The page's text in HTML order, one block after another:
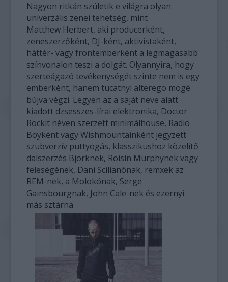
Nagyon ritkán születik e világra olyan
univerzális zenei tehetség, mint
Matthew Herbert, aki producerként,
zeneszerzőként, DJ-ként, aktivistaként,
háttér- vagy frontemberként a legmagasabb
színvonalon teszi a dolgát. Olyannyira, hogy
szerteágazó tevékenységét szinte nem is egy
emberként, hanem tucatnyi alterego mögé
bújva végzi. Legyen az a saját neve alatt
kiadott dzsesszes-lírai elektronika, Doctor
Rockit néven szerzett minimálhouse, Radio
Boyként vagy Wishmountainként jegyzett
szubverzív puttyogás, klasszikushoz közelítő
dalszerzés Björknek, Roisín Murphynek vagy
feleségének, Dani Scilianónak, remxek az
REM-nek, a Molokónak, Serge
Gainsbourgnak, John Cale-nek és ezernyi
más sztárna